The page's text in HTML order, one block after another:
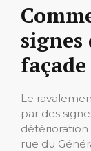
signes
Le
par des
détérioration
rue du